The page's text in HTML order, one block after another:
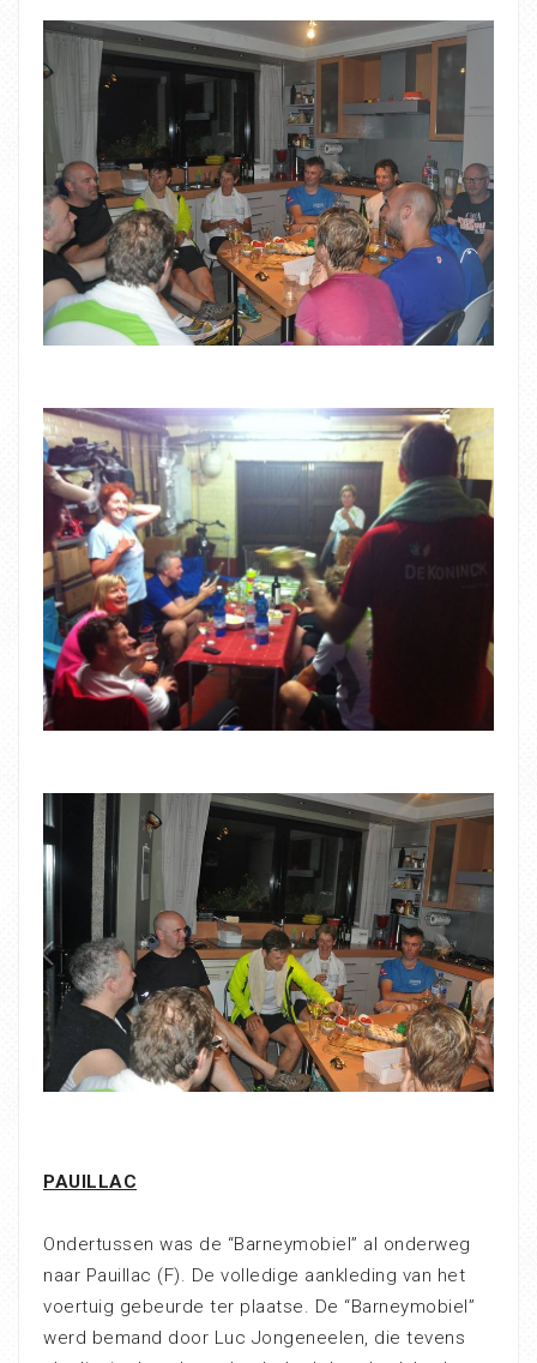
PAUILLAC
Ondertussen was de “Barneymobiel” al onderweg
naar Pauillac (F). De volledige aankleding van het
voertuig gebeurde ter plaatse. De “Barneymobiel”
werd bemand door Luc Jongeneelen, die tevens